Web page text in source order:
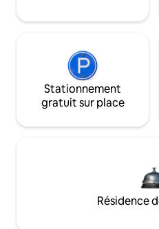
Stationnement
gratuit sur place
Résidence